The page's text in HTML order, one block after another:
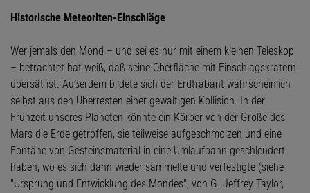
Historische Meteoriten-Einschläge
Wer jemals den Mond – und sei es nur mit einem kleinen Teleskop
– betrachtet hat weiß, daß seine Oberfläche mit Einschlagskratern
übersät ist. Außerdem bildete sich der Erdtrabant wahrscheinlich
selbst aus den Überresten einer gewaltigen Kollision. In der
Frühzeit unseres Planeten könnte ein Körper von der Größe des
Mars die Erde getroffen, sie teilweise aufgeschmolzen und eine
Fontäne von Gesteinsmaterial in eine Umlaufbahn geschleudert
haben, wo es sich dann wieder sammelte und verfestigte (siehe
"Ursprung und Entwicklung des Mondes", von G. Jeffrey Taylor,